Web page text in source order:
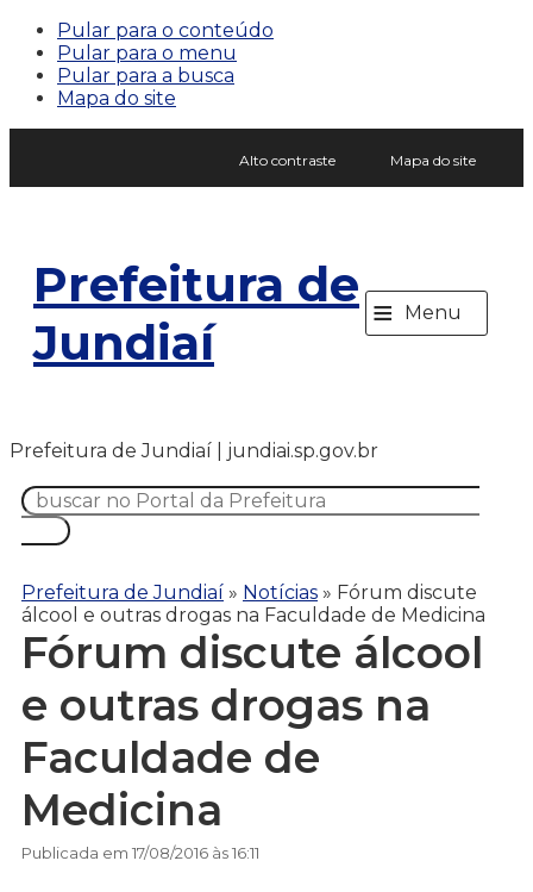
Pular para o conteúdo
Pular para o menu
Pular para a busca
Mapa do site
Alto contraste Mapa do site
Prefeitura de
Jundiaí
≡ Menu
Prefeitura de Jundiaí | jundiai.sp.gov.br
Prefeitura de Jundiaí » Notícias » Fórum discute
álcool e outras drogas na Faculdade de Medicina
Fórum discute álcool
e outras drogas na
Faculdade de
Medicina
Publicada em 17/08/2016 às 16:11